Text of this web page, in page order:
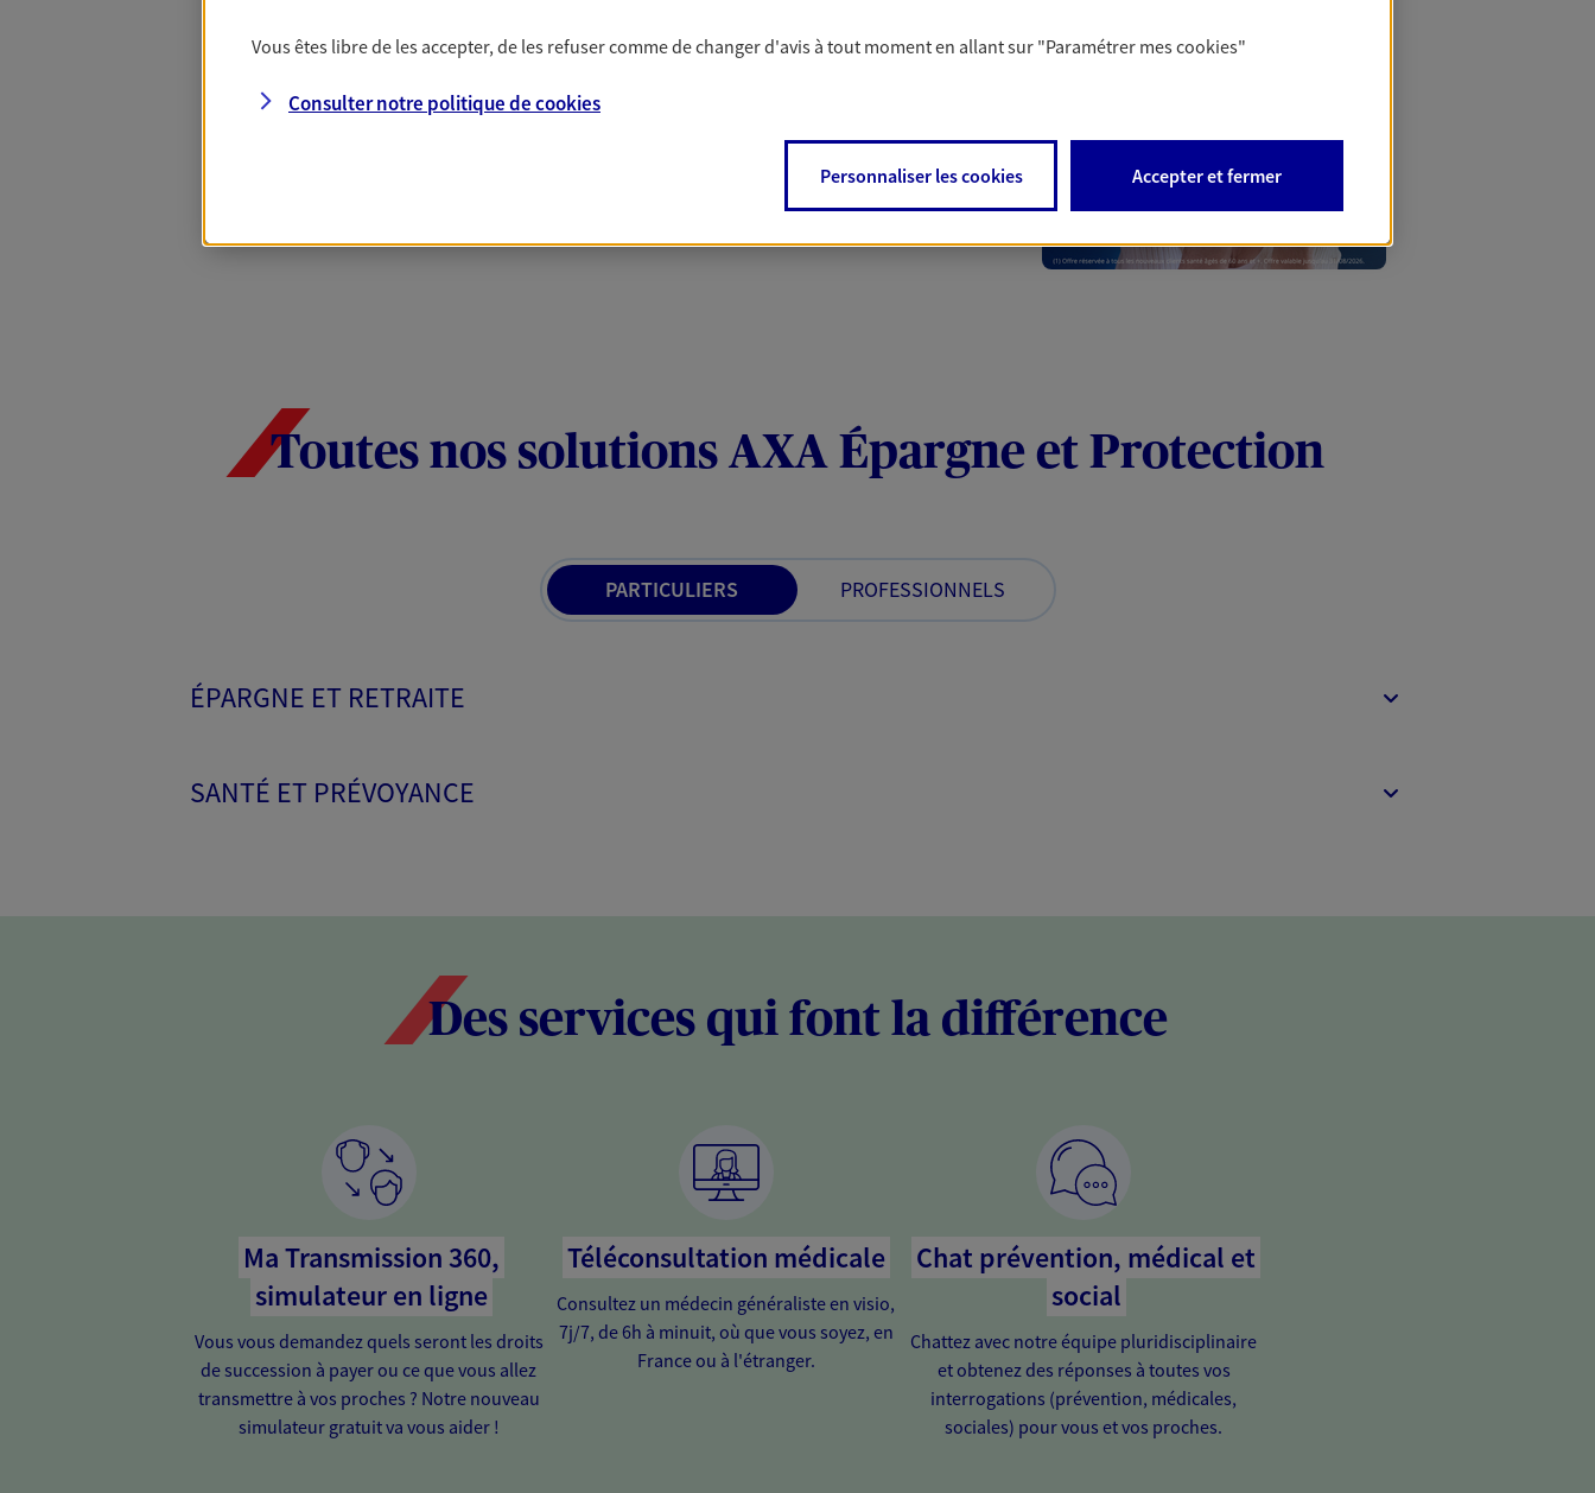
Santé d’AXA, adaptez vos garanties à votre budget et situation tout en profitant de –10% sur
votre cotisation, si vous avez 60 ans et plus ; et si vous êtes un travailleur non salarié.
Contactez-nous pour plus d’information sur l’offre et ses conditions.
Toutes nos solutions AXA Épargne et Protection
PARTICULIERS PROFESSIONNELS
ÉPARGNE ET RETRAITE
SANTÉ ET PRÉVOYANCE
Des services qui font la différence
Ma Transmission 360,
simulateur en ligne
Vous vous demandez quels seront les droits
de succession à payer ou ce que vous allez
transmettre à vos proches ? Notre nouveau
simulateur gratuit va vous aider !
Téléconsultation médicale
Consultez un médecin généraliste en visio,
7j/7, de 6h à minuit, où que vous soyez, en
France ou à l'étranger.
Chat prévention, médical et
social
Chattez avec notre équipe pluridisciplinaire
et obtenez des réponses à toutes vos
interrogations (prévention, médicales,
sociales) pour vous et vos proches.
Vous êtes libre de les accepter, de les refuser comme de changer d'avis à tout moment en allant sur "Paramétrer mescookies"
Consulter notre politique decookies
Personnaliser les cookies Accepter et fermer